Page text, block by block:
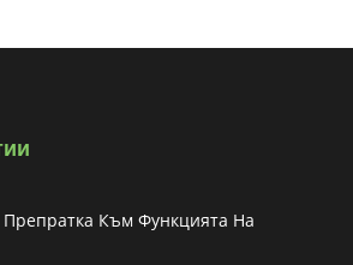
Към Функцията На